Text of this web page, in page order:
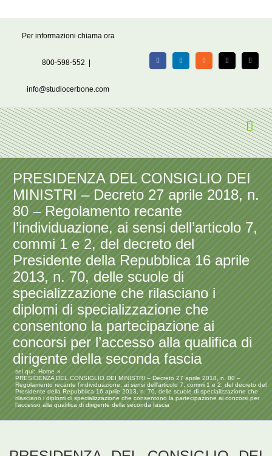
Per informazioni chiama ora
800-598-552
info@studiocerbone.com
FacebookLinkedIn Rss X Email
PRESIDENZA DEL CONSIGLIO DEI
MINISTRI – Decreto 27 aprile 2018, n.
80 – Regolamento recante
l’individuazione, ai sensi dell’articolo 7,
commi 1 e 2, del decreto del
Presidente della Repubblica 16 aprile
2013, n. 70, delle scuole di
specializzazione che rilasciano i
diplomi di specializzazione che
consentono la partecipazione ai
concorsi per l’accesso alla qualifica di
dirigente della seconda fascia
sei qui:
Home
PRESIDENZA DEL CONSIGLIO DEI MINISTRI – Decreto 27 aprile 2018, n. 80 –
Regolamento recante l’individuazione, ai sensi dell’articolo 7, commi 1 e 2, del decreto del
Presidente della Repubblica 16 aprile 2013, n. 70, delle scuole di specializzazione che
rilasciano i diplomi di specializzazione che consentono la partecipazione ai concorsi per
l’accesso alla qualifica di dirigente della seconda fascia